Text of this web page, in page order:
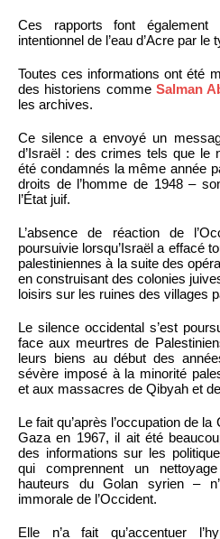
Ces rapports font également
intentionnel de l’eau d’Acre par le
Toutes ces informations ont été
des historiens comme Salman
les archives.
Ce silence a envoyé un
d’Israël : des crimes tels que le
été condamnés la même année
droits de l’homme de 1948 –
l’État juif.
L’absence de réaction de
poursuivie lorsqu’Israël a effacé
palestiniennes à la suite des
en construisant des colonies
loisirs sur les ruines des villages
Le silence occidental s’est
face aux meurtres de
leurs biens au début des
sévère imposé à la minorité
et aux massacres de Qibyah et
Le fait qu’après l’occupation de
Gaza en 1967, il ait été
des informations sur les
qui comprennent un
hauteurs du Golan syrien –
immorale de l’Occident.
Elle n’a fait qu’accentuer